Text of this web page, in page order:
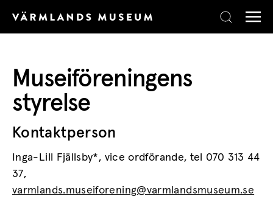
Museiföreningens
styrelse
Kontaktperson
Inga-Lill Fjällsby*, vice ordförande, tel 070 313 44
37,
varmlands.museiforening@varmlandsmuseum.se